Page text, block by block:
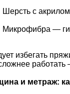
Шерсть с
Микрофибра —
избегать
и метраж: